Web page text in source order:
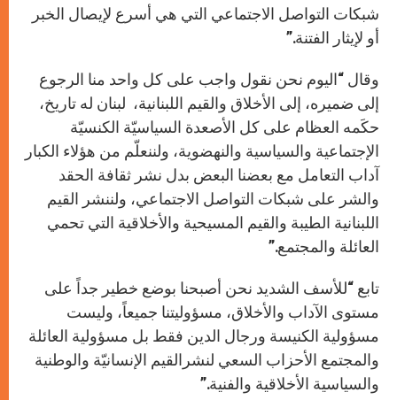
شبكات التواصل الاجتماعي التي هي أسرع لإيصال الخبر
أو لإيثار الفتنة.”
وقال “اليوم نحن نقول واجب على كل واحد منا الرجوع
إلى ضميره، إلى الأخلاق والقيم اللبنانية، لبنان له تاريخ،
حكَمه العظام على كل الأصعدة السياسيّة الكنسيّة
الإجتماعية والسياسية والنهضوية، ولننعلّم من هؤلاء الكبار
آداب التعامل مع بعضنا البعض بدل نشر ثقافة الحقد
والشر على شبكات التواصل الاجتماعي، ولننشر القيم
اللبنانية الطيبة والقيم المسيحية والأخلاقية التي تحمي
العائلة والمجتمع.”
تابع “للأسف الشديد نحن أصبحنا بوضع خطير جداً على
مستوى الآداب والأخلاق، مسؤوليتنا جميعاً، وليست
مسؤولية الكنيسة ورجال الدين فقط بل مسؤولية العائلة
والمجتمع الأحزاب السعي لنشرالقيم الإنسانيّة والوطنية
والسياسية الأخلاقية والفنية.”